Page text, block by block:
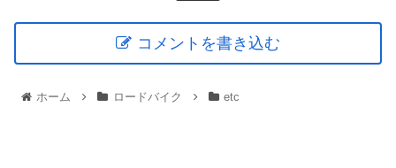
コメントを書き込む
ホーム ロードバイク etc